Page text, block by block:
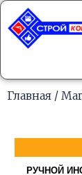
Перейти
содержимому
Главная /
РУЧНОЙ